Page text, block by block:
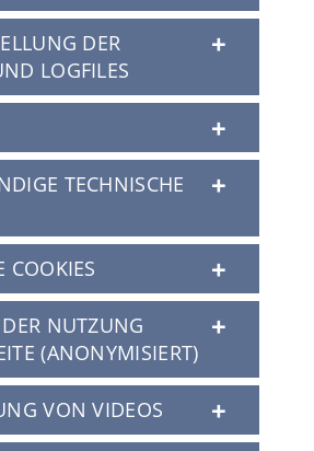
Art. 6 Abs. 1 Satz 1
haben,
DER
LOGFILES
TECHNISCHE
COOKIES
NUTZUNG
(ANONYMISIERT)
VON VIDEOS